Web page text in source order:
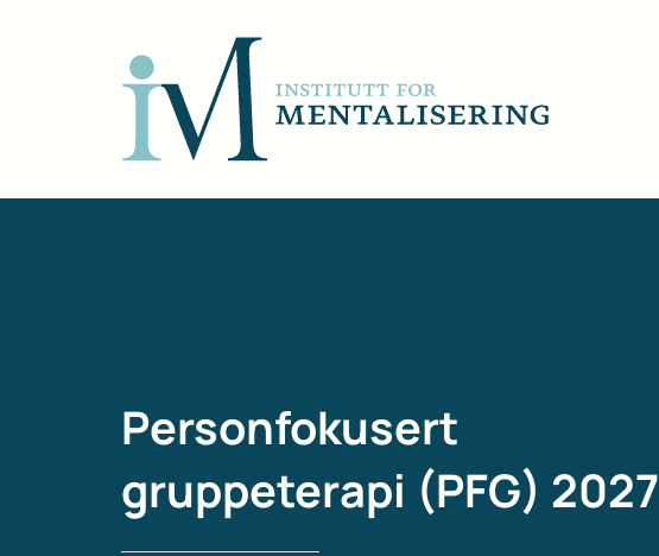
Personfokusert
gruppeterapi (PFG) 2027